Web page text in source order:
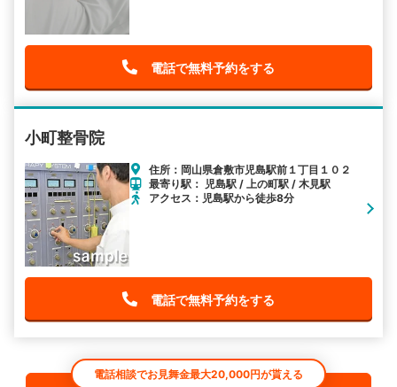
電話で無料予約をする
小町整骨院
住所：岡山県倉敷市児島駅前１丁目１０２
最寄り駅： 児島駅 / 上の町駅 / 木見駅
アクセス：児島駅から徒歩8分
電話で無料予約をする
電話相談でお見舞金最大20,000円が貰える